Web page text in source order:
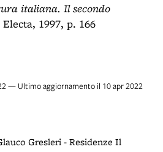
italiana. Il secondo
1997, p. 166
— Ultimo aggiornamento il 10 apr 2022
Gresleri - Residenze Il